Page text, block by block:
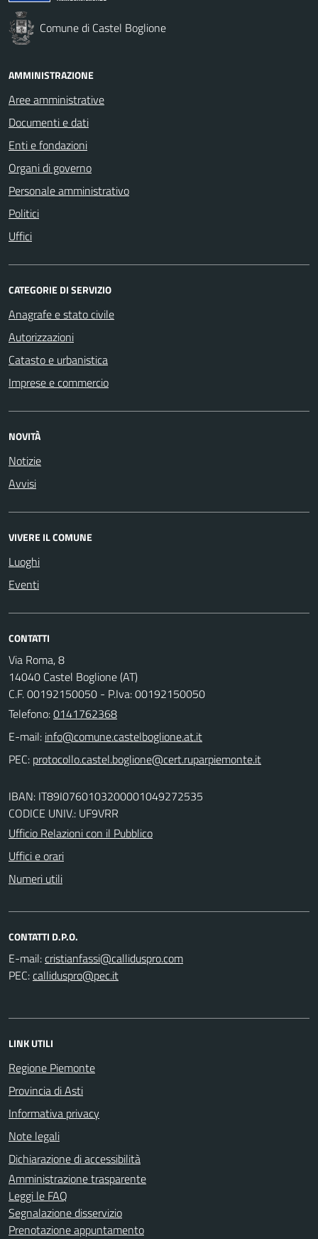
Comune di Castel Boglione
AMMINISTRAZIONE
Aree amministrative
Documenti e dati
Enti e fondazioni
Organi di governo
Personale amministrativo
Politici
Uffici
CATEGORIE DI SERVIZIO
Anagrafe e stato civile
Autorizzazioni
Catasto e urbanistica
Imprese e commercio
NOVITÀ
Notizie
Avvisi
VIVERE IL COMUNE
Luoghi
Eventi
CONTATTI
Via Roma, 8
14040 Castel Boglione (AT)
C.F. 00192150050 - P.Iva: 00192150050
Telefono:0141762368
E-mail:
PEC:
IBAN: IT89I0760103200001049272535
CODICE UNIV.: UF9VRR
Ufficio Relazioni con il Pubblico
Uffici e orari
Numeri utili
CONTATTI D.P.O.
E-mail:
PEC:
LINK UTILI
Regione Piemonte
Provincia di Asti
Informativa privacy
Note legali
Dichiarazione di accessibilità
Amministrazione trasparente
Leggi le FAQ
Segnalazione disservizio
Prenotazione appuntamento